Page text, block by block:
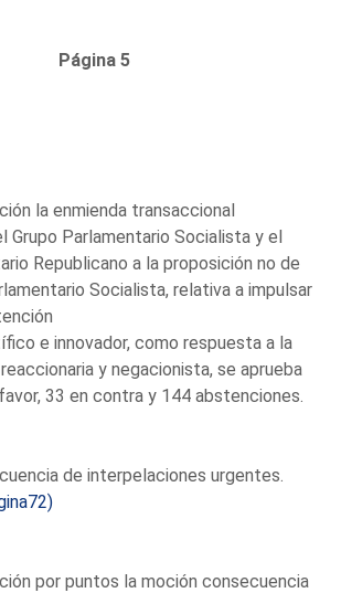
Página 5
la enmienda transaccional
Grupo Parlamentario Socialista y el
Republicano a la proposición no de
Socialista, relativa a impulsar
e innovador, como respuesta a la
y negacionista, se aprueba
33 en contra y 144 abstenciones.
de interpelaciones urgentes.
por puntos la moción consecuencia